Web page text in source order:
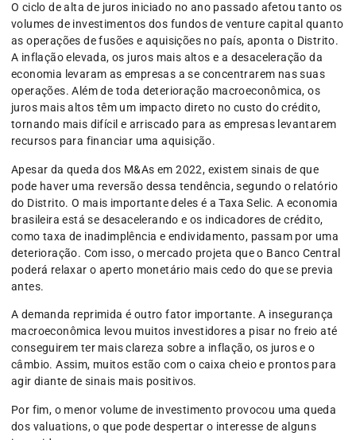
O ciclo de alta de juros iniciado no ano passado afetou tanto os
volumes de investimentos dos fundos de venture capital quanto
as operações de fusões e aquisições no país, aponta o Distrito.
A inflação elevada, os juros mais altos e a desaceleração da
economia levaram as empresas a se concentrarem nas suas
operações. Além de toda deterioração macroeconômica, os
juros mais altos têm um impacto direto no custo do crédito,
tornando mais difícil e arriscado para as empresas levantarem
recursos para financiar uma aquisição.
Apesar da queda dos M&As em 2022, existem sinais de que
pode haver uma reversão dessa tendência, segundo o relatório
do Distrito. O mais importante deles é a Taxa Selic. A economia
brasileira está se desacelerando e os indicadores de crédito,
como taxa de inadimplência e endividamento, passam por uma
deterioração. Com isso, o mercado projeta que o Banco Central
poderá relaxar o aperto monetário mais cedo do que se previa
antes.
A demanda reprimida é outro fator importante. A insegurança
macroeconômica levou muitos investidores a pisar no freio até
conseguirem ter mais clareza sobre a inflação, os juros e o
câmbio. Assim, muitos estão com o caixa cheio e prontos para
agir diante de sinais mais positivos.
Por fim, o menor volume de investimento provocou uma queda
dos valuations, o que pode despertar o interesse de alguns